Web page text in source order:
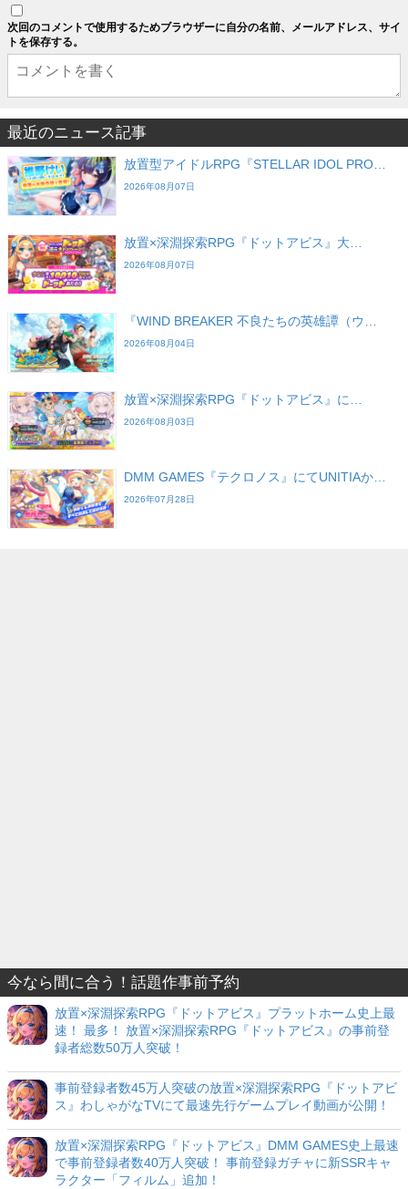
次回のコメントで使用するためブラウザーに自分の名前、メールアドレス、サイ
トを保存する。
最近のニュース記事
放置型アイドルRPG『STELLAR IDOL PRO…
2026年08月07日
放置×深淵探索RPG『ドットアビス』大…
2026年08月07日
『WIND BREAKER 不良たちの英雄譚（ウ…
2026年08月04日
放置×深淵探索RPG『ドットアビス』に…
2026年08月03日
DMM GAMES『テクロノス』にてUNITIAか…
2026年07月28日
今なら間に合う！話題作事前予約
放置×深淵探索RPG『ドットアビス』プラットホーム史上最
速！ 最多！ 放置×深淵探索RPG『ドットアビス』の事前登
録者総数50万人突破！
事前登録者数45万人突破の放置×深淵探索RPG『ドットアビ
ス』わしゃがなTVにて最速先行ゲームプレイ動画が公開！
放置×深淵探索RPG『ドットアビス』DMM GAMES史上最速
で事前登録者数40万人突破！ 事前登録ガチャに新SSRキャ
ラクター「フィルム」追加！